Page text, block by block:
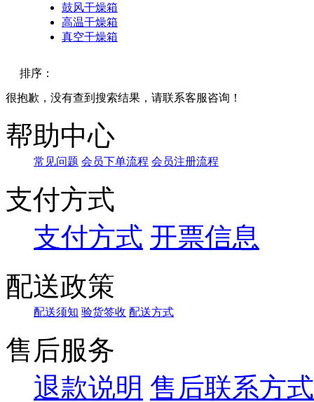
鼓风干燥箱
高温干燥箱
真空干燥箱
排序：
价格
品牌
很抱歉，没有查到搜索结果，请联系客服咨询！
帮助中心
常见问题 会员下单流程 会员注册流程
支付方式
支付方式 开票信息
配送政策
配送须知 验货签收 配送方式
售后服务
退款说明 售后联系方式